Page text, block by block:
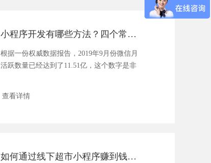
小程序开发有哪些方法？四个常见方法分享！
根据一份权威数据报告，2019年9月份微信月
活跃数量已经达到了11.51亿，这个数字是非
查看详情
如何通过线下超市小程序赚到钱？这些方法一定要知道！